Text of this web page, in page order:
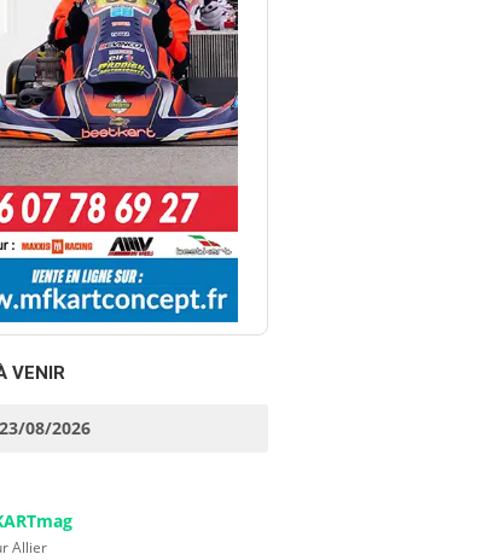
VENIR
08/2026
Allier